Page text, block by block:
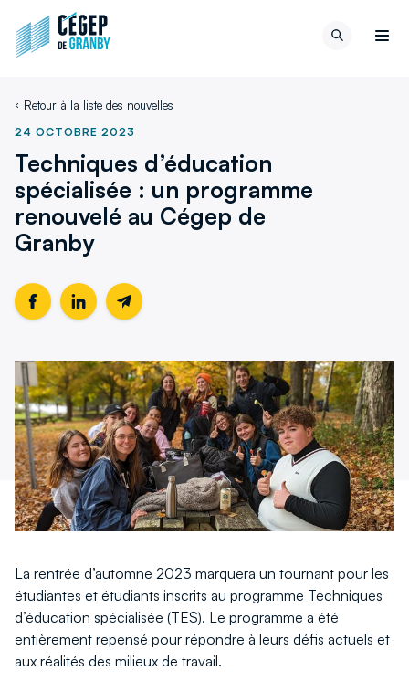
Aller au contenu
d'accueil
du
Retour à la liste des nouvelles
Techniques d’éducation
spécialisée : un programme
renouvelé au Cégep de
Granby
24 OCTOBRE 2023
Partager
sur
Facebook
Ce
dans
une
nouvelle
fenêtre
Partager
sur
LinkedIn
Ce
dans
une
nouvelle
fenêtre
Partager
par
email
La rentrée d’automne 2023 marquera un tournant pour les
étudiantes et étudiants inscrits au programme Techniques
d’éducation spécialisée (TES). Le programme a été
entièrement repensé pour répondre à leurs défis actuels et
aux réalités des milieux de travail.